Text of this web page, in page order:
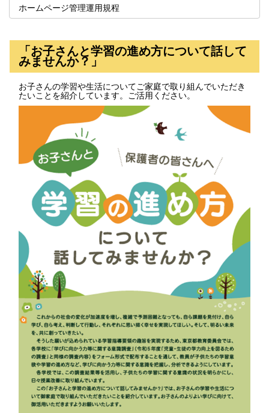
ホームページ管理運用規程
「お子さんと学習の進め方について話して
みませんか？」
お子さんの学習や生活についてご家庭で取り組んでいただき
たいことを紹介しています。ご活用ください。